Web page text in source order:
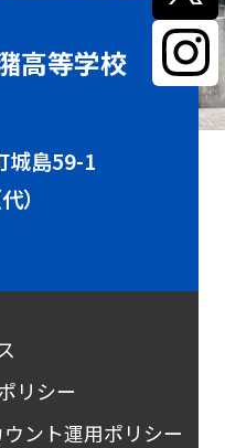
高等学校
城島59-1
）
リシー
ント運用ポリシー